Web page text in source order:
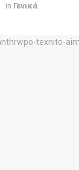
in Γενικά